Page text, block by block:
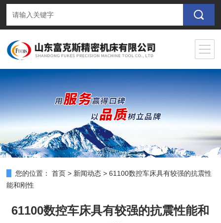
您的位置： 首页 > 新闻动态 >61100数控车床具有较强的抗震性
能和刚性
61100数控车床具有较强的抗震性能和